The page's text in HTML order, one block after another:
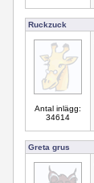
Ruckzuck
Antal inlägg:
34614
Greta grus